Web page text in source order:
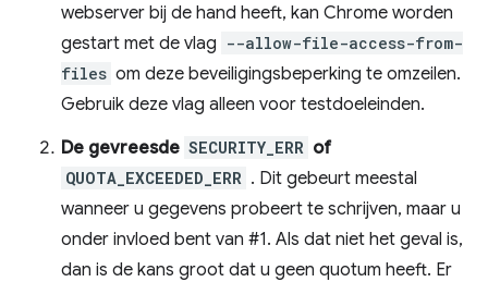
webserver bij de hand heeft, kan Chrome worden
gestart met de vlag --allow-file-access-from-
files om deze beveiligingsbeperking te omzeilen.
Gebruik deze vlag alleen voor testdoeleinden.
De gevreesde SECURITY_ERR of
QUOTA_EXCEEDED_ERR . Dit gebeurt meestal
wanneer u gegevens probeert te schrijven, maar u
onder invloed bent van #1. Als dat niet het geval is,
dan is de kans groot dat u geen quotum heeft. Er